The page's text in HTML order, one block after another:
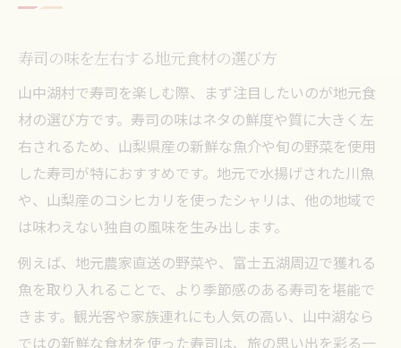
寿司の味を左右する地元食材の選び方
山中湖村で寿司を楽しむ際、まず注目したいのが地元食
材の選び方です。寿司の味はネタの鮮度や質に大きく左
右されるため、山梨県産の新鮮な魚介や旬の野菜を使用
した寿司が特におすすめです。地元で水揚げされた川魚
や、山梨産のコシヒカリを使ったシャリは、他の地域で
は味わえない独自の風味を生み出します。
例えば、地元農家直送の野菜や、富士五湖周辺で獲れる
魚を取り入れることで、より季節感のある寿司を堪能で
きます。観光客や家族連れにも人気の高い、山中湖なら
ではの新鮮な食材を使った寿司は、旅の思い出を彩る一